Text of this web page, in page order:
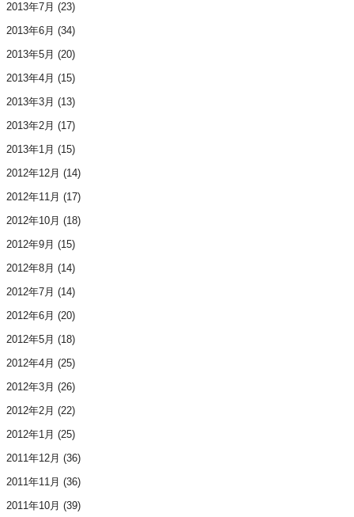
2013年7月 (23)
2013年6月 (34)
2013年5月 (20)
2013年4月 (15)
2013年3月 (13)
2013年2月 (17)
2013年1月 (15)
2012年12月 (14)
2012年11月 (17)
2012年10月 (18)
2012年9月 (15)
2012年8月 (14)
2012年7月 (14)
2012年6月 (20)
2012年5月 (18)
2012年4月 (25)
2012年3月 (26)
2012年2月 (22)
2012年1月 (25)
2011年12月 (36)
2011年11月 (36)
2011年10月 (39)